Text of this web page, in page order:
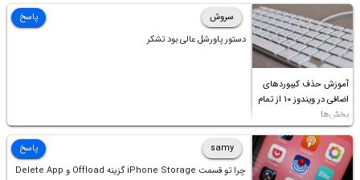
آموزش حذف کیبوردهای
اضافی در ویندوز ۱۰ از تمام
بخش‌ها
سروش
دستور پاورشل عالی بود تشکر
پاسخ
samy
چرا تو قسمت iPhone Storage گزینه Offload و Delete App
پاسخ